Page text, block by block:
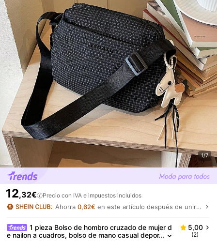
1/7
12,32€ Precio con IVA e impuestos incluidos
Ahorra 0,62€ en este artículo después de unirte.
1 pieza Bolso de hombro cruzado de mujer d
e nailon a cuadros, bolso de mano casual depor
5,00
(2)